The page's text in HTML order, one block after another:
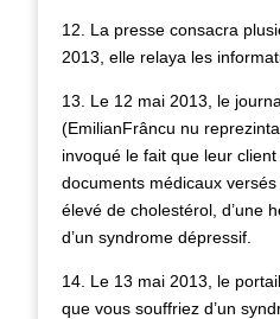
12. La presse consacra
2013, elle relaya les
13. Le 12 mai 2013, le
(EmilianFrâncu nu
invoqué le fait que leur
documents médicaux
élevé de cholestérol, d’une
d’un syndrome dépressif.
14. Le 13 mai 2013, le
que vous souffriez d’un